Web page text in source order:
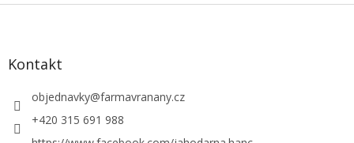
Z
Kontakt
objednavky@farmavranany.cz
+420 315 691 988